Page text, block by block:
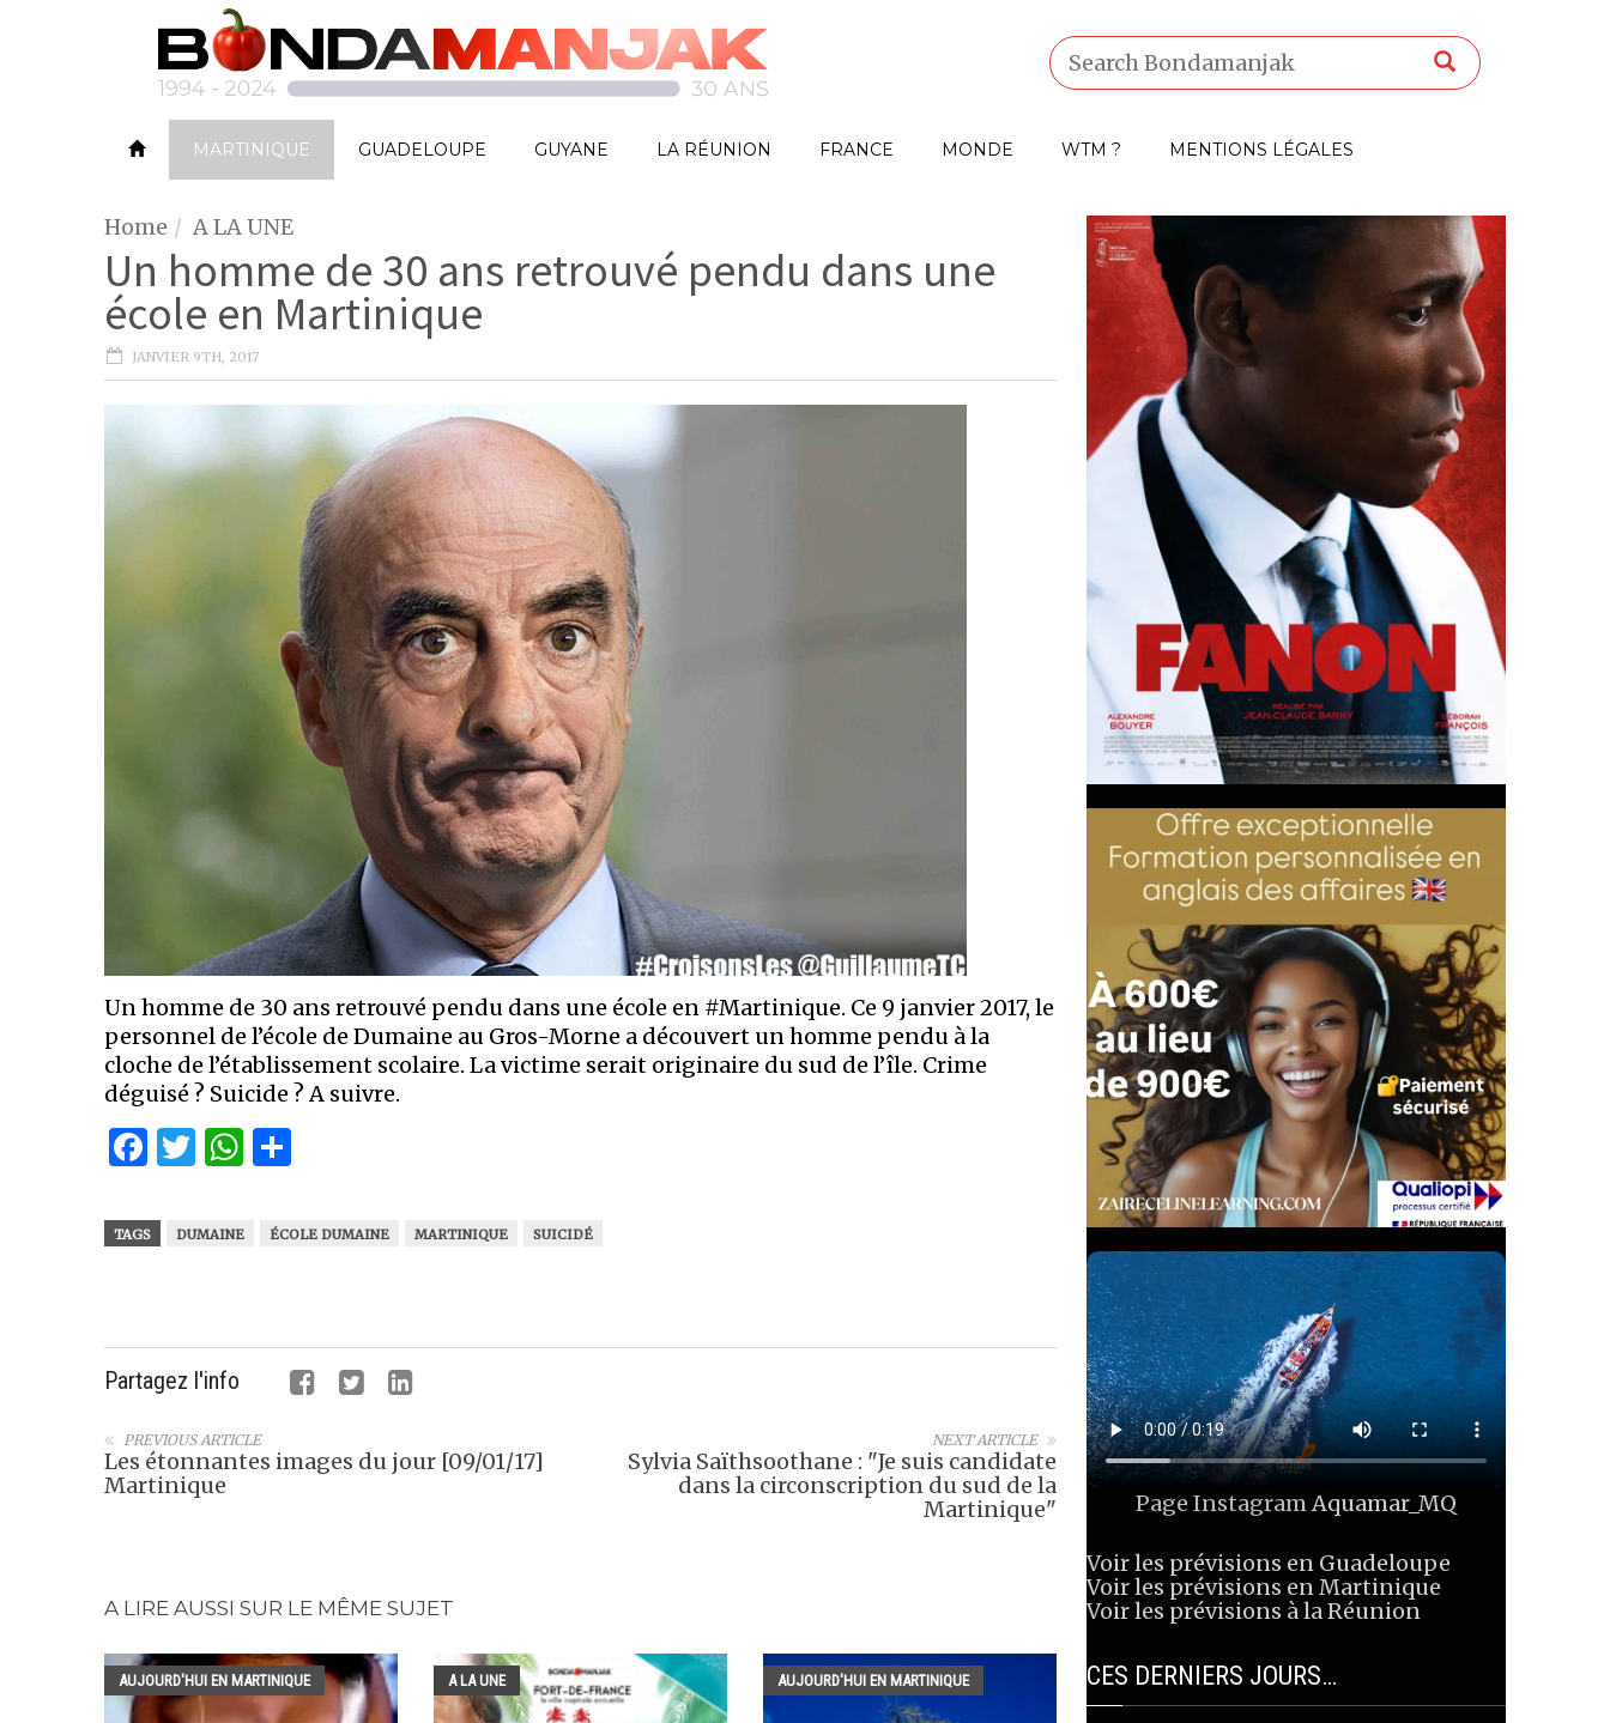
MARTINIQUE GUADELOUPE GUYANE LA RÉUNION FRANCE MONDE WTM ? MENTIONS LÉGALES
Home A LA UNE
Un homme de 30 ans retrouvé pendu dans une
école en Martinique
JANVIER 9TH, 2017
Un homme de 30 ans retrouvé pendu dans une école en #Martinique. Ce 9 janvier 2017, le
personnel de l’école de Dumaine au Gros-Morne a découvert un homme pendu à la
cloche de l’établissement scolaire. La victime serait originaire du sud de l’île. Crime
déguisé ? Suicide ? A suivre.
Facebook
Twitter
WhatsApp
TAGS DUMAINE ÉCOLE DUMAINE MARTINIQUE SUICIDÉ
Partagez l'info
NEXT ARTICLE
Sylvia Saïthsoothane : "Je suis candidate
dans la circonscription du sud de la
Martinique"
PREVIOUS ARTICLE
Les étonnantes images du jour [09/01/17]
Martinique
A LIRE AUSSI SUR LE MÊME SUJET
AUJOURD'HUI EN MARTINIQUE A LA UNE AUJOURD'HUI EN MARTINIQUE
Page InstagramAquamar_MQ
Voir les prévisions en Guadeloupe
Voir les prévisions en Martinique
Voir les prévisions à la Réunion
CES DERNIERS JOURS…